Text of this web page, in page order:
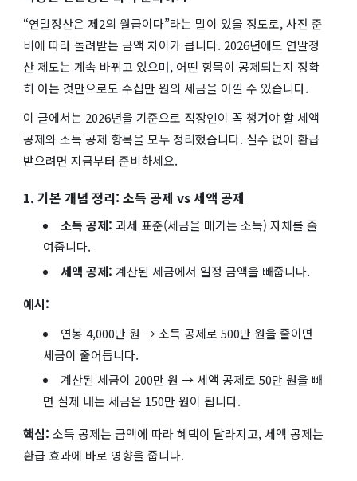
“연말정산은 제2의 월급이다”라는 말이 있을 정도로, 사전 준
비에 따라 돌려받는 금액 차이가 큽니다. 2026년에도 연말정
산 제도는 계속 바뀌고 있으며, 어떤 항목이 공제되는지 정확
히 아는 것만으로도 수십만 원의 세금을 아낄 수 있습니다.
이 글에서는 2026년을 기준으로 직장인이 꼭 챙겨야 할 세액
공제와 소득 공제 항목을 모두 정리했습니다. 실수 없이 환급
받으려면 지금부터 준비하세요.
1. 기본 개념 정리: 소득 공제 vs 세액 공제
소득 공제: 과세 표준(세금을 매기는 소득) 자체를 줄
여줍니다.
세액 공제: 계산된 세금에서 일정 금액을 빼줍니다.
예시:
연봉 4,000만 원 → 소득 공제로 500만 원을 줄이면
세금이 줄어듭니다.
계산된 세금이 200만 원 → 세액 공제로 50만 원을 빼
면 실제 내는 세금은 150만 원이 됩니다.
핵심: 소득 공제는 금액에 따라 혜택이 달라지고, 세액 공제는
환급 효과에 바로 영향을 줍니다.